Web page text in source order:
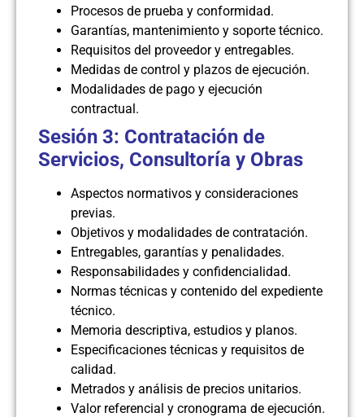
Procesos de prueba y conformidad.
Garantías, mantenimiento y soporte técnico.
Requisitos del proveedor y entregables.
Medidas de control y plazos de ejecución.
Modalidades de pago y ejecución
contractual.
Sesión 3: Contratación de
Servicios, Consultoría y Obras
Aspectos normativos y consideraciones
previas.
Objetivos y modalidades de contratación.
Entregables, garantías y penalidades.
Responsabilidades y confidencialidad.
Normas técnicas y contenido del expediente
técnico.
Memoria descriptiva, estudios y planos.
Especificaciones técnicas y requisitos de
calidad.
Metrados y análisis de precios unitarios.
Valor referencial y cronograma de ejecución.